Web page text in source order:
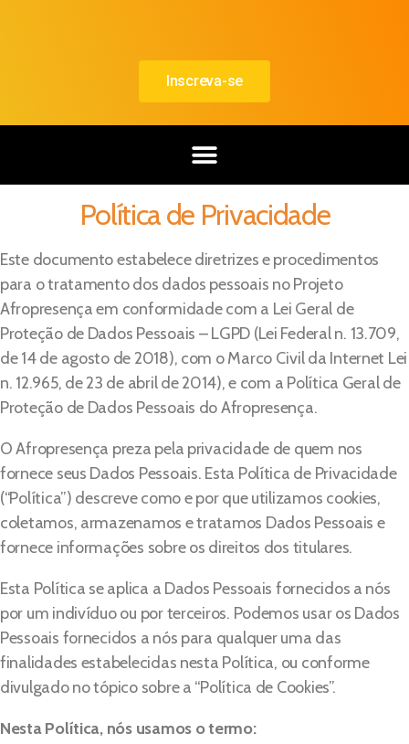
Inscreva-se
Política de Privacidade
Este documento estabelece diretrizes e procedimentos
para o tratamento dos dados pessoais no Projeto
Afropresença em conformidade com a Lei Geral de
Proteção de Dados Pessoais – LGPD (Lei Federal n. 13.709,
de 14 de agosto de 2018), com o Marco Civil da Internet Lei
n. 12.965, de 23 de abril de 2014), e com a Política Geral de
Proteção de Dados Pessoais do Afropresença.
O Afropresença preza pela privacidade de quem nos
fornece seus Dados Pessoais. Esta Política de Privacidade
(“Política”) descreve como e por que utilizamos cookies,
coletamos, armazenamos e tratamos Dados Pessoais e
fornece informações sobre os direitos dos titulares.
Esta Política se aplica a Dados Pessoais fornecidos a nós
por um indivíduo ou por terceiros. Podemos usar os Dados
Pessoais fornecidos a nós para qualquer uma das
finalidades estabelecidas nesta Política, ou conforme
divulgado no tópico sobre a “Política de Cookies”.
Nesta Política, nós usamos o termo: